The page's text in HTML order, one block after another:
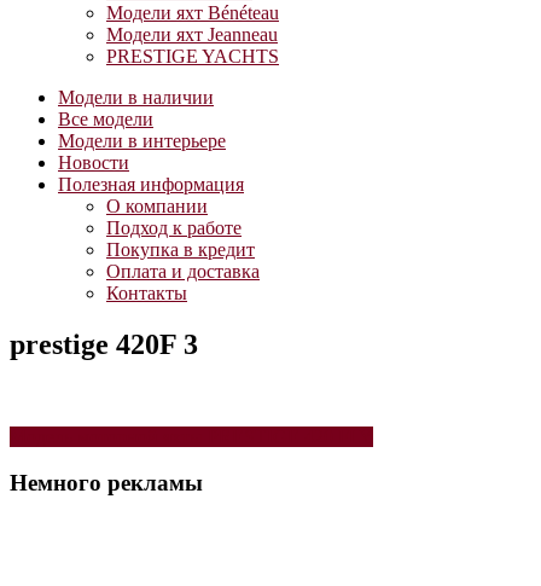
Модели яхт Bénéteau
Модели яхт Jeanneau
PRESTIGE YACHTS
Модели в наличии
Все модели
Модели в интерьере
Новости
Полезная информация
О компании
Подход к работе
Покупка в кредит
Оплата и доставка
Контакты
prestige 420F 3
Навигация
по
записям
Немного рекламы